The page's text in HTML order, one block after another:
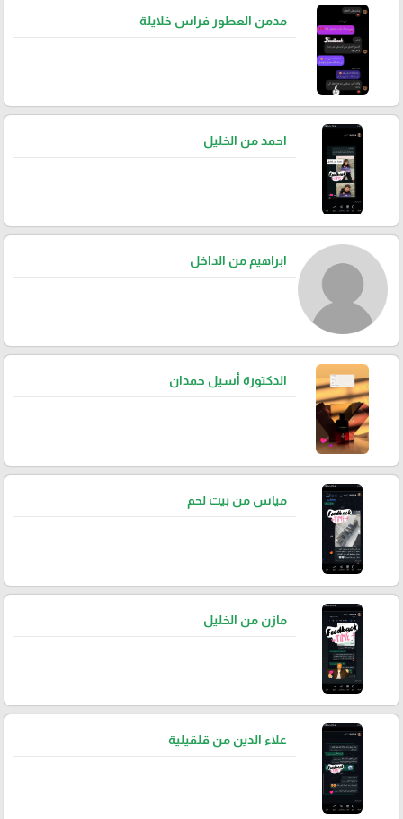
مدمن العطور فراس خلايلة
احمد من الخليل
ابراهيم من الداخل
الدكتورة أسيل حمدان
مياس من بيت لحم
مازن من الخليل
علاء الدين من قلقيلية